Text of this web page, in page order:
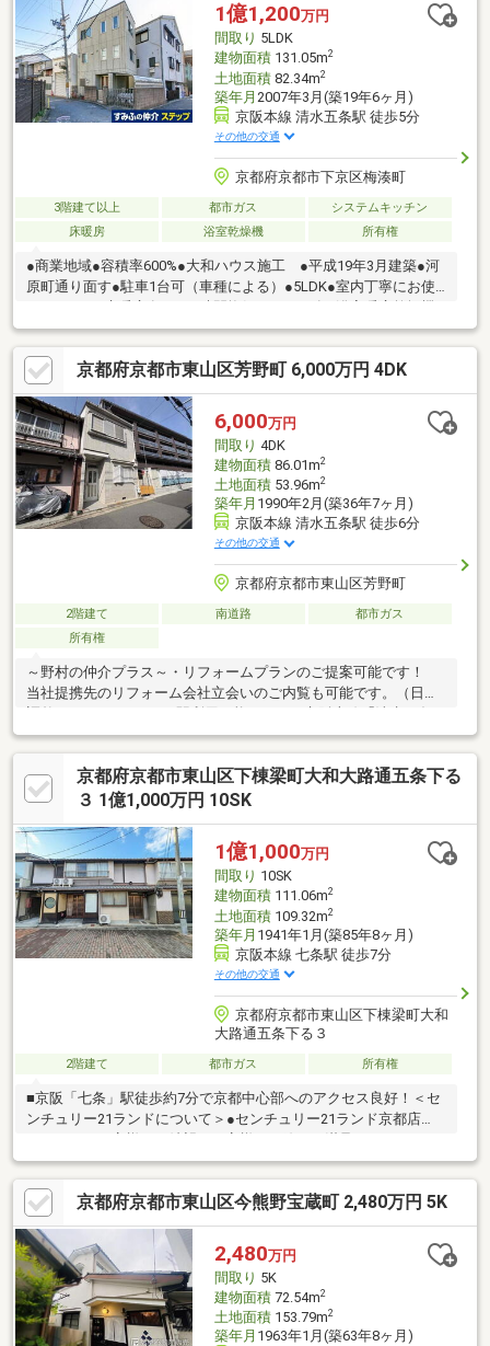
1億1,200万円
間取り 5LDK
建物面積131.05m2
土地面積82.34m2
築年月 2007年3月(築19年6ヶ月)
京阪本線 清水五条駅 徒歩5分
その他の交通
京都府京都市下京区梅湊町
3階建て以上 都市ガス
システムキッチン
床暖房
浴室乾燥機 所有権
●商業地域●容積率600%●大和ハウス施工 ●平成19年3月建築●河
原町通り面す●駐車1台可（車種による）●5LDK●室内丁寧にお使
付
京都府京都市東山区芳野町 6,000万円 4DK
6,000万円
間取り 4DK
建物面積86.01m2
土地面積53.96m2
築年月 1990年2月(築36年7ヶ月)
京阪本線 清水五条駅 徒歩6分
その他の交通
京都府京都市東山区芳野町
2階建て 南道路
都市ガス
所有権
～野村の仲介プラス～・リフォームプランのご提案可能です！
当社提携先のリフォーム会社立会いのご内覧も可能です。（日程
駅 徒歩6分 京阪本線「七条」駅 徒歩11分・南3.7m公道 接面
4.4m・周辺には四季折々の季節を感じる 「清水寺」「建仁寺」
「豊国神社」「三十三間堂」等観光地がございます。お気軽にお
問い合わせください。
京都府京都市東山区下棟梁町大和大路通五条下る
３ 1億1,000万円 10SK
1億1,000万円
間取り 10SK
建物面積111.06m2
土地面積109.32m2
築年月 1941年1月(築85年8ヶ月)
京阪本線 七条駅 徒歩7分
その他の交通
京都府京都市東山区下棟梁町大和
大路通五条下る３
2階建て 都市ガス 所有権
■京阪「七条」駅徒歩約7分で京都中心部へのアクセス良好！＜セ
ンチュリー21ランドについて＞●センチュリー21ランド京都店
住いを全力でお探し致します！●購入・売却・ローンのご相談な
ど、些細なことでもお気軽にご相談下さいませ！●リフォームの
ご相談も承っております。○京阪鴨東線 「出町柳」駅 徒歩約6分○
京都市営地下鉄烏丸線 「今出川」駅 徒歩約10分○営業時間：10：
00～20：00（火曜日・水曜日定休日※祝日は営業）事前にご連絡
いただけますと、スムーズにご案内が可能です。ご連絡お待ちし
ております！
京都府京都市東山区今熊野宝蔵町 2,480万円 5K
2,480万円
間取り 5K
建物面積72.54m2
土地面積153.79m2
築年月 1963年1月(築63年8ヶ月)